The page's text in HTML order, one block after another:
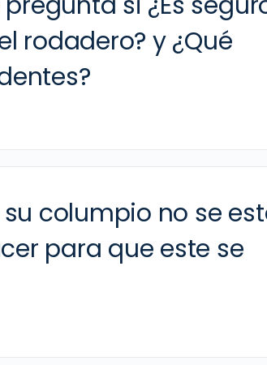
rodadero? y ¿Qué
columpio no se
para que este se